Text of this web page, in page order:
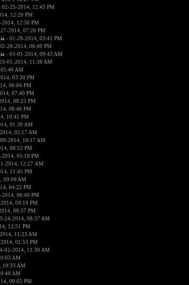
25-2014, 12:43 PM
12:29 PM
12:50 PM
2014, 07:20 PM
- 02-28-2014, 03:41 PM
28-2014, 06:40 PM
- 03-01-2014, 09:43 AM
01-2014, 11:38 AM
AM
03:30 PM
06:04 PM
07:40 PM
08:25 PM
08:46 PM
10:41 PM
01:30 AM
02:17 AM
2014, 10:17 AM
08:52 PM
2014, 05:18 PM
2014, 12:27 AM
11:45 PM
09:09 AM
04:22 PM
2014, 06:40 PM
09:19 PM
08:57 PM
24-2014, 08:37 AM
12:51 PM
11:23 AM
01:53 PM
02-2014, 11:30 AM
AM
10:33 AM
AM
09:02 PM